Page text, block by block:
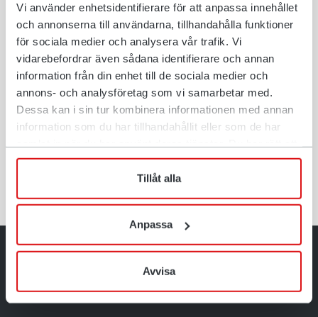
Vi använder enhetsidentifierare för att anpassa innehållet
och annonserna till användarna, tillhandahålla funktioner
för sociala medier och analysera vår trafik. Vi
vidarebefordrar även sådana identifierare och annan
information från din enhet till de sociala medier och
annons- och analysföretag som vi samarbetar med.
Dessa kan i sin tur kombinera informationen med annan
information som du har tillhandahållit eller som de har
när som helst återkalla ditt lämnade samtycke.
Tillåt alla
Anpassa
Avvisa
Sortiergreifer
Für Bagger zwischen 5 und 30 Tonnen
Produkt anzeigen
Weitere Gründe für die Wahl eines Greifers von
Rototilt®